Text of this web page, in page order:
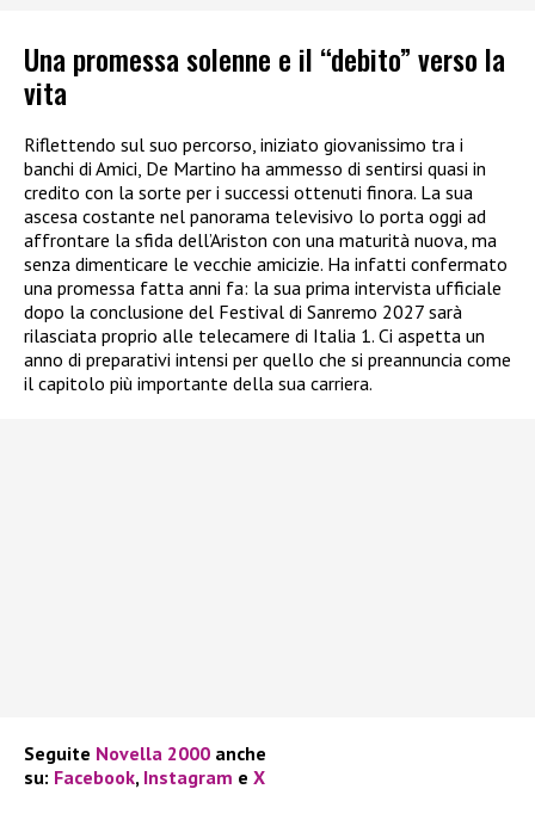
Una promessa solenne e il “debito” verso la
vita
Riflettendo sul suo percorso, iniziato giovanissimo tra i
banchi di Amici, De Martino ha ammesso di sentirsi quasi in
credito con la sorte per i successi ottenuti finora. La sua
ascesa costante nel panorama televisivo lo porta oggi ad
affrontare la sfida dell’Ariston con una maturità nuova, ma
senza dimenticare le vecchie amicizie. Ha infatti confermato
una promessa fatta anni fa: la sua prima intervista ufficiale
dopo la conclusione del Festival di Sanremo 2027 sarà
rilasciata proprio alle telecamere di Italia 1. Ci aspetta un
anno di preparativi intensi per quello che si preannuncia come
il capitolo più importante della sua carriera.
Seguite Novella 2000 anche
su: Facebook, Instagram e X